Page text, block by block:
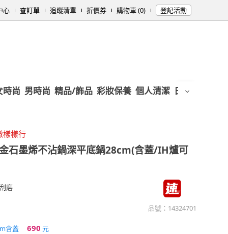
心 查訂單 追蹤清單 折價券 購物車 (0) 登記活動
時尚 男時尚 精品/飾品 彩妝保養 個人清潔 日用/紙品
樣樣行
石墨烯不沾鍋深平底鍋28cm(含蓋/IH爐可
磨
品號： 14324701
含蓋 690 元